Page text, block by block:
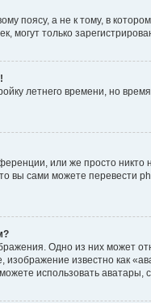
поясу, а не к тому, в
могут только
летнего времени, но
или же просто
то вы сами можете
Одно из них может
известно как
использовать